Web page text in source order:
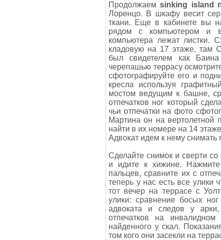
Продолжаемsinking island
Лоренцо. В шкафу весит
ткани. Еще в кабинете вы
рядом с компьютером и
компьютера лежат листки.
кладовую на 17 этаже, там
был свидетелем как
черепашью террасу
сфотографируйте его и
кресла используя
мостом ведущим к башне,
отпечатков ног который
чьи отпечатки на фото
Мартина он на вертолетной
найти в их номере на 14
Адвокат идем к нему
Сделайте снимок и сверти
и идите к хижине.
пальцев, сравните их с
теперь у нас есть все улики
тот вечер на террасе с
улики: сравнение босых
адвоката и следов у
отпечатков на
найденного у скал.
том кого они засекли на